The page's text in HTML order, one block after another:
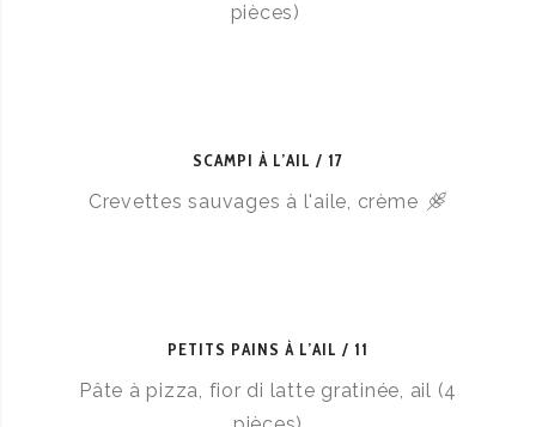
pièces)
SCAMPI À L’AIL 17
Crevettes sauvages à l'aile, crème
PETITS PAINS À L’AIL 11
Pâte à pizza, fior di latte gratinée, ail (4